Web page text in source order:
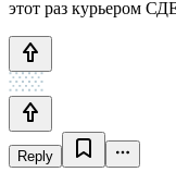
этот раз курьером
Reply